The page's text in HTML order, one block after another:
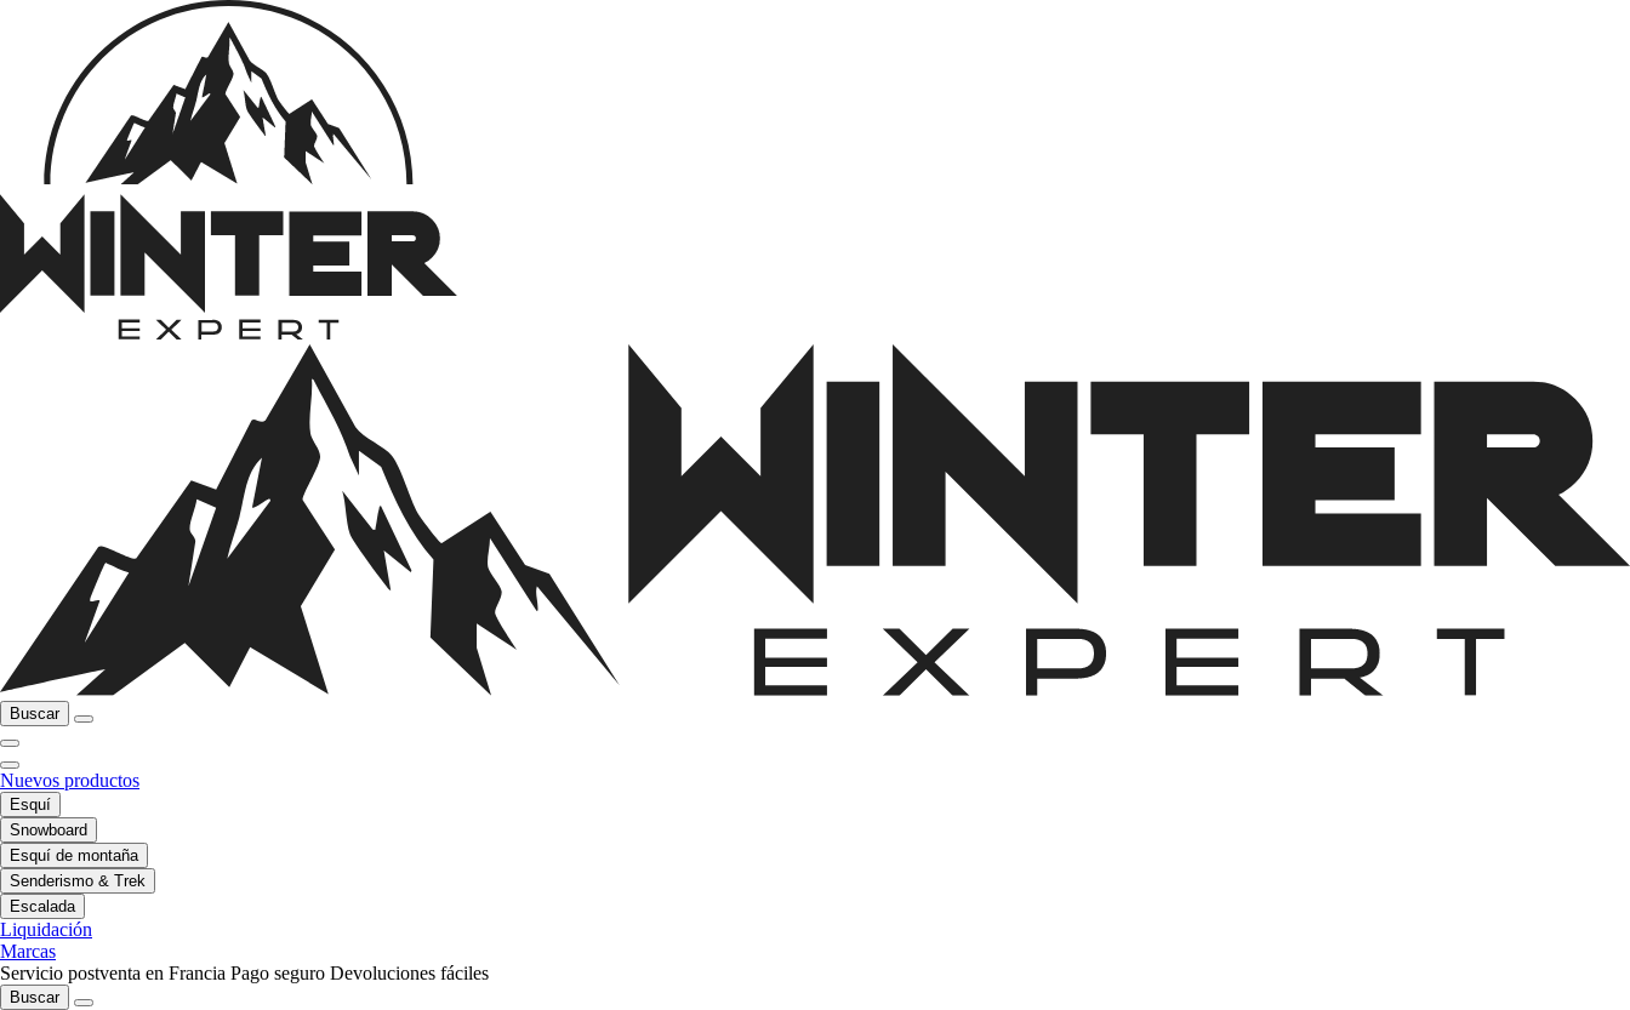
Buscar
Nuevos productos
Esquí
Snowboard
Esquí de montaña
Senderismo & Trek
Escalada
Liquidación
Marcas
Servicio postventa en Francia Pago seguro Devoluciones fáciles
Buscar